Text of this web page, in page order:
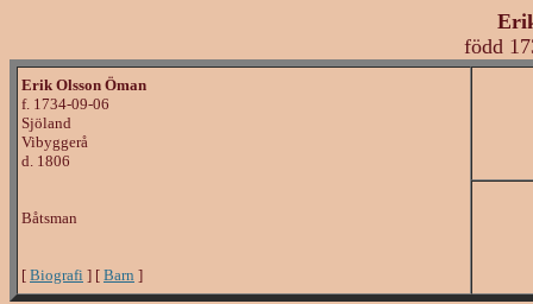
född
Erik Olsson Öman
f. 1734-09-06
Sjöland
Vibyggerå
d. 1806
Båtsman
[ Biografi ] [ Barn ]